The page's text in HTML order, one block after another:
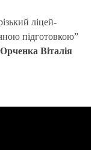
ліцей-
підготовкою”
Віталія